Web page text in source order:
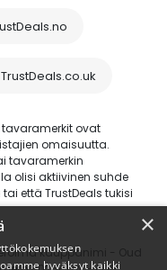
TrustDeals.co.uk
ovat
omaisuutta.
tavaramerkin
olisi aktiivinen suhde
että TrustDeals tukisi
kauppanimi - Oud
×
hyväksyt kaikki